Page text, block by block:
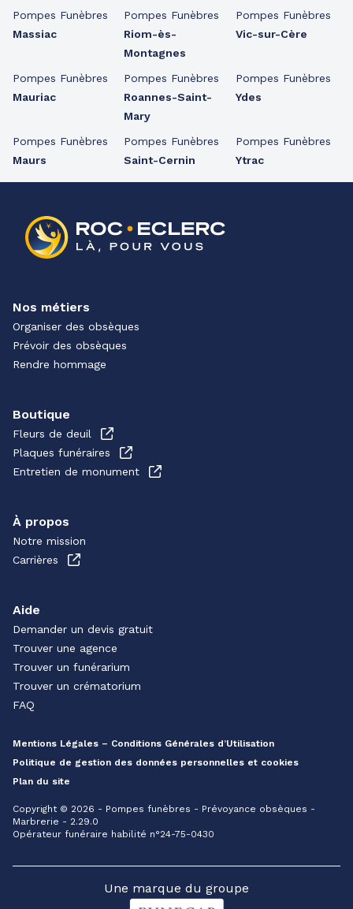
Pompes Funèbres
Massiac
Pompes Funèbres
Mauriac
Pompes Funèbres
Maurs
Pompes Funèbres
Riom-ès-
Montagnes
Pompes Funèbres
Roannes-Saint-
Mary
Pompes Funèbres
Saint-Cernin
Pompes Funèbres
Vic-sur-Cère
Pompes Funèbres
Ydes
Pompes Funèbres
Ytrac
Nos métiers
Organiser des obsèques
Prévoir des obsèques
Rendre hommage
Boutique
Fleurs de deuil
Plaques funéraires
Entretien de monument
À propos
Notre mission
Carrières
Aide
Demander un devis gratuit
Trouver une agence
Trouver un funérarium
Trouver un crématorium
FAQ
Mentions Légales – Conditions Générales d’Utilisation
Politique de gestion des données personnelles et cookies
Plan du site
Copyright © 2026 - Pompes funèbres - Prévoyance obsèques -
Marbrerie - 2.29.0
Opérateur funéraire habilité n°24-75-0430
Une marque du groupe